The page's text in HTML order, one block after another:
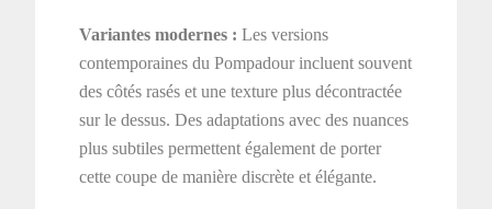
Variantes modernes : Les versions
contemporaines du Pompadour incluent souvent
des côtés rasés et une texture plus décontractée
sur le dessus. Des adaptations avec des nuances
plus subtiles permettent également de porter
cette coupe de manière discrète et élégante.